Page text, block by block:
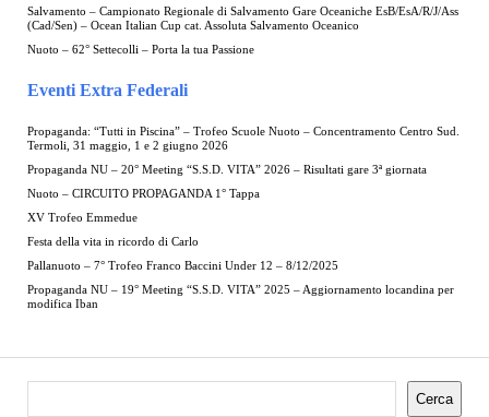
Salvamento – Campionato Regionale di Salvamento Gare Oceaniche EsB/EsA/R/J/Ass
(Cad/Sen) – Ocean Italian Cup cat. Assoluta Salvamento Oceanico
Nuoto – 62° Settecolli – Porta la tua Passione
Eventi Extra Federali
Propaganda: “Tutti in Piscina” – Trofeo Scuole Nuoto – Concentramento Centro Sud.
Termoli, 31 maggio, 1 e 2 giugno 2026
Propaganda NU – 20° Meeting “S.S.D. VITA” 2026 – Risultati gare 3ª giornata
Nuoto – CIRCUITO PROPAGANDA 1° Tappa
XV Trofeo Emmedue
Festa della vita in ricordo di Carlo
Pallanuoto – 7° Trofeo Franco Baccini Under 12 – 8/12/2025
Propaganda NU – 19° Meeting “S.S.D. VITA” 2025 – Aggiornamento locandina per
modifica Iban
Cerca